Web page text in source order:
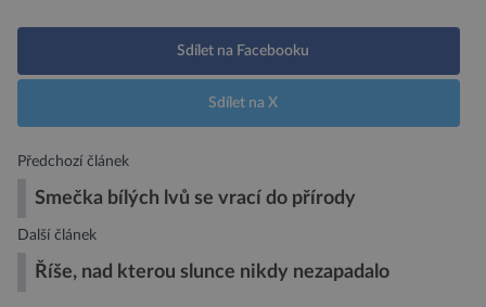
Sdílet na Facebooku
Sdílet na X
Předchozí článek
Smečka bílých lvů se vrací do přírody
Další článek
Říše, nad kterou slunce nikdy nezapadalo